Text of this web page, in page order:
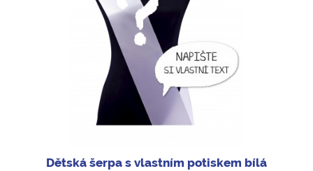
Dětská šerpa s vlastním potiskem bílá